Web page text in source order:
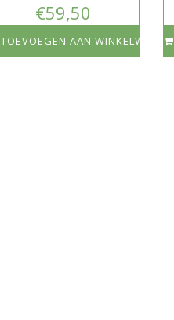
€59,50
TOEVOEGEN AAN WINKELWAGEN